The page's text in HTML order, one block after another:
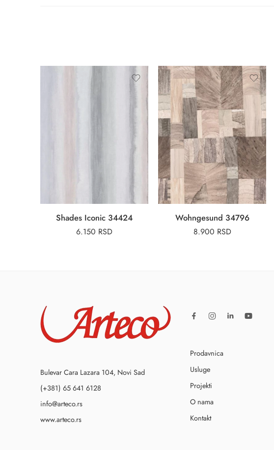
Shades Iconic 34424
6.150 RSD
Wohngesund 34796
8.900 RSD
Bulevar Cara Lazara 104, Novi Sad
(+381) 65 641 6128
info@arteco.rs
www.arteco.rs
Prodavnica
Usluge
Projekti
O nama
Kontakt